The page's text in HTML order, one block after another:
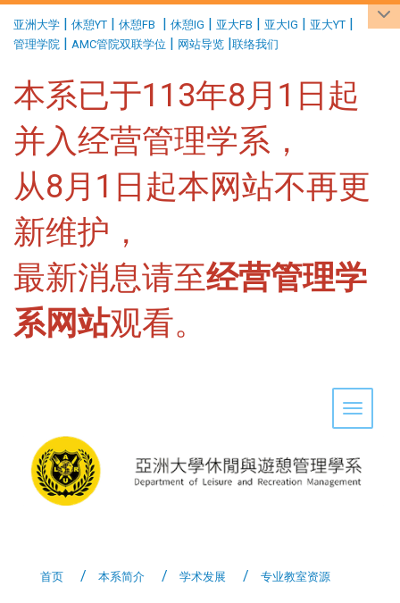
亚洲大学 | 休憩YT | 休憩FB | 休憩IG | 亚大FB | 亚大IG | 亚大YT |
管理学院 | AMC管院双联学位 | 网站导览 |联络我们
本系已于113年8月1日起
并入经营管理学系，
从8月1日起本网站不再更
新维护，
最新消息请至经营管理学
系网站观看。
Toggle
首页 本系简介 学术发展 专业教室资源